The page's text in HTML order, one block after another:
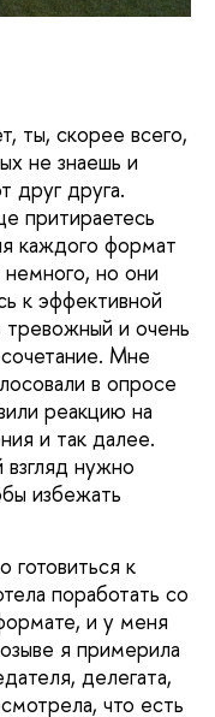
ты, скорее всего,
не знаешь и
друг друга.
притираетесь
каждого формат
но они
к эффективной
и очень
Мне
в опросе
реакцию на
и так далее.
взгляд нужно
избежать
готовиться к
поработать со
и у меня
я примерила
делегата,
что есть